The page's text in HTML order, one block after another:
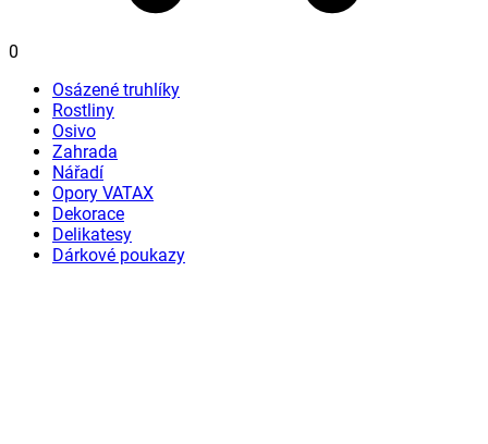
0
Osázené truhlíky
Rostliny
Osivo
Zahrada
Nářadí
Opory VATAX
Dekorace
Delikatesy
Dárkové poukazy